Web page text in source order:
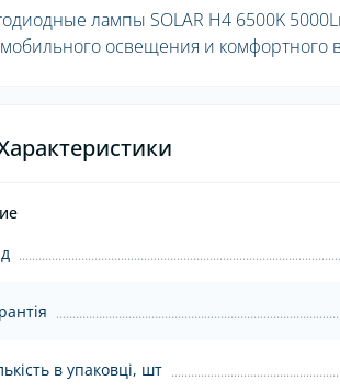
лампы SOLAR H4 6500K
освещения и комфортного
в упаковці, шт